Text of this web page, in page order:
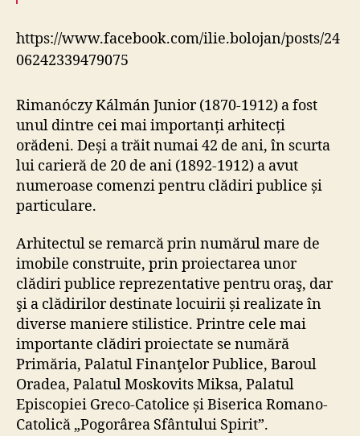
https://www.facebook.com/ilie.bolojan/posts/24
06242339479075
Rimanóczy Kálmán Junior (1870-1912) a fost
unul dintre cei mai importanți arhitecți
orădeni. Deși a trăit numai 42 de ani, în scurta
lui carieră de 20 de ani (1892-1912) a avut
numeroase comenzi pentru clădiri publice și
particulare.
Arhitectul se remarcă prin numărul mare de
imobile construite, prin proiectarea unor
clădiri publice reprezentative pentru oraş, dar
şi a clădirilor destinate locuirii și realizate în
diverse maniere stilistice. Printre cele mai
importante clădiri proiectate se numără
Primăria, Palatul Finanţelor Publice, Baroul
Oradea, Palatul Moskovits Miksa, Palatul
Episcopiei Greco-Catolice și Biserica Romano-
Catolică „Pogorârea Sfântului Spirit”.